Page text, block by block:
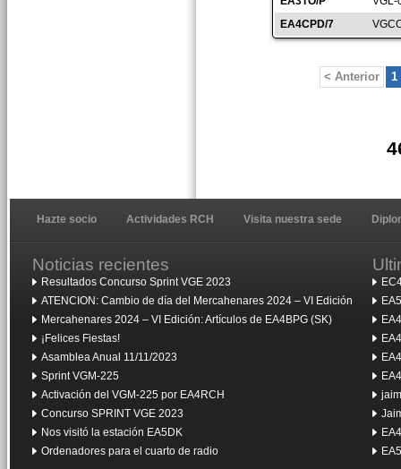
EA4CPD/7
< Anterior 1
Hazte socio Actividades RCH Visita nuestra sede
Noticias recientes
Resultados Concurso Sprint VGE 2023
ATENCION: Cambio de día del Mercahenares 2024 – VI Edición
Mercahenares 2024 – VI Edición: Artículos de EA4BPG (SK)
¡Felices Fiestas!
Asamblea Anual 11/11/2023
Sprint VGM-225
Activación del VGM-225 por EA4RCH
Concurso SPRINT VGE 2023
Nos visitó la estación EA5DK
Ordenadores para el cuarto de radio